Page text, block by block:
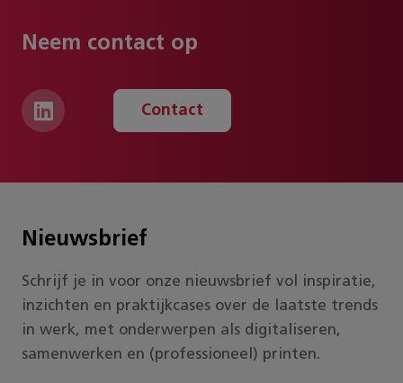
Neem contact op
Contact
Nieuwsbrief
Schrijf je in voor onze nieuwsbrief vol inspiratie,
inzichten en praktijkcases over de laatste trends
in werk, met onderwerpen als digitaliseren,
samenwerken en (professioneel) printen.